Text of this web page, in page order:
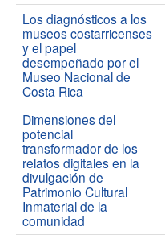
Los diagnósticos a los
museos costarricenses
y el papel
desempeñado por el
Museo Nacional de
Costa Rica
Dimensiones del
potencial
transformador de los
relatos digitales en la
divulgación de
Patrimonio Cultural
Inmaterial de la
comunidad